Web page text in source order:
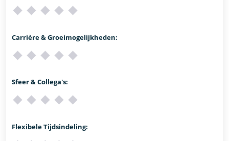
Carrière & Groeimogelijkheden:
Sfeer & Collega's:
Flexibele Tijdsindeling: